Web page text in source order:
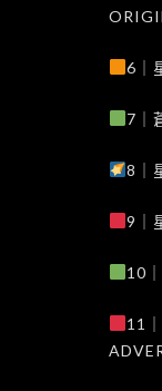
6｜
7｜
8｜
9｜
10
11